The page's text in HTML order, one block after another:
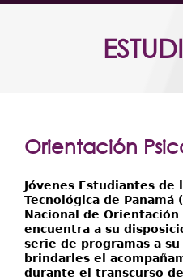
Centros
Orientación
Jóvenes Estudiantes de
Tecnológica de Panamá
Nacional de Orientación
encuentra a su
serie de programas a
brindarles el
durante el transcurso